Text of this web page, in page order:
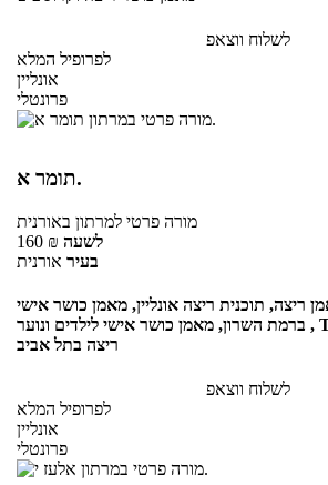
לשלוח ווצאפ
לפרופיל המלא
אונליין
פרונטלי
תומר א.
מורה פרטי למרתון באורנית
160 ₪ לשעה
בעיר אורנית
ריצה, תוכנית ריצה אונליין, מאמן כושר אישי
ברמת השרון, מאמן כושר אישי לילדים ונוער , TRX, משקולות, מאמן
ריצה בתל אביב
לשלוח ווצאפ
לפרופיל המלא
אונליין
פרונטלי